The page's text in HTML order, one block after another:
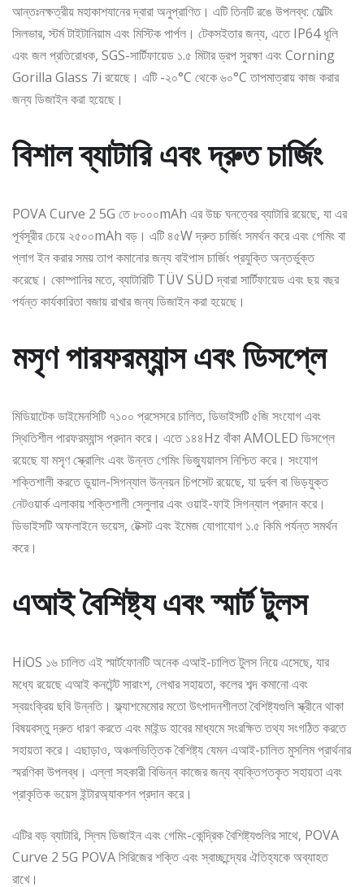
আন্তঃনক্ষত্রীয় মহাকাশযানের দ্বারা অনুপ্রাণিত। এটি তিনটি রঙে উপলব্ধ: মেল্টিং
সিলভার, স্টর্ম টাইটানিয়াম এবং মিস্টিক পার্পল। টেকসইতার জন্য, এতে IP64 ধূলি
এবং জল প্রতিরোধক, SGS-সার্টিফায়েড ১.৫ মিটার ড্রপ সুরক্ষা এবং Corning
Gorilla Glass 7i রয়েছে। এটি -২০°C থেকে ৬০°C তাপমাত্রায় কাজ করার
জন্য ডিজাইন করা হয়েছে।
বিশাল ব্যাটারি এবং দ্রুত চার্জিং
POVA Curve 2 5G তে ৮০০০mAh এর উচ্চ ঘনত্বের ব্যাটারি রয়েছে, যা এর
পূর্বসূরীর চেয়ে ২৫০০mAh বড়। এটি ৪৫W দ্রুত চার্জিং সমর্থন করে এবং গেমিং বা
প্লাগ ইন করার সময় তাপ কমানোর জন্য বাইপাস চার্জিং প্রযুক্তি অন্তর্ভুক্ত
করেছে। কোম্পানির মতে, ব্যাটারিটি TÜV SÜD দ্বারা সার্টিফায়েড এবং ছয় বছর
পর্যন্ত কার্যকারিতা বজায় রাখার জন্য ডিজাইন করা হয়েছে।
মসৃণ পারফরম্যান্স এবং ডিসপ্লে
মিডিয়াটেক ডাইমেনসিটি ৭১০০ প্রসেসরে চালিত, ডিভাইসটি ৫জি সংযোগ এবং
স্থিতিশীল পারফরম্যান্স প্রদান করে। এতে ১৪৪Hz বাঁকা AMOLED ডিসপ্লে
রয়েছে যা মসৃণ স্ক্রোলিং এবং উন্নত গেমিং ভিজ্যুয়ালস নিশ্চিত করে। সংযোগ
শক্তিশালী করতে ডুয়াল-সিগন্যাল উন্নয়ন চিপসেট রয়েছে, যা দুর্বল বা ভিড়যুক্ত
নেটওয়ার্ক এলাকায় শক্তিশালী সেলুলার এবং ওয়াই-ফাই সিগন্যাল প্রদান করে।
ডিভাইসটি অফলাইনে ভয়েস, টেক্সট এবং ইমেজ যোগাযোগ ১.৫ কিমি পর্যন্ত সমর্থন
করে।
এআই বৈশিষ্ট্য এবং স্মার্ট টুলস
HiOS ১৬ চালিত এই স্মার্টফোনটি অনেক এআই-চালিত টুলস নিয়ে এসেছে, যার
মধ্যে রয়েছে এআই কনটেন্ট সারাংশ, লেখার সহায়তা, কলের শব্দ কমানো এবং
স্বয়ংক্রিয় ছবি উন্নতি। ফ্ল্যাশমেমোর মতো উৎপাদনশীলতা বৈশিষ্ট্যগুলি স্ক্রীনে থাকা
বিষয়বস্তু দ্রুত ধারণ করতে এবং মাইন্ড হাবের মাধ্যমে সংরক্ষিত তথ্য সংগঠিত করতে
সহায়তা করে। এছাড়াও, অঞ্চলভিত্তিক বৈশিষ্ট্য যেমন এআই-চালিত মুসলিম প্রার্থনার
স্মরণিকা উপলব্ধ। এল্লা সহকারী বিভিন্ন কাজের জন্য ব্যক্তিগতকৃত সহায়তা এবং
প্রাকৃতিক ভয়েস ইন্টারঅ্যাকশন প্রদান করে।
এটির বড় ব্যাটারি, স্লিম ডিজাইন এবং গেমিং-কেন্দ্রিক বৈশিষ্ট্যগুলির সাথে, POVA
Curve 2 5G POVA সিরিজের শক্তি এবং স্বাচ্ছন্দ্যের ঐতিহ্যকে অব্যাহত
রাখে।